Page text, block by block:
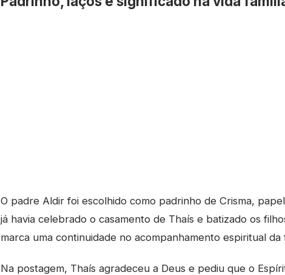
O padre Aldir foi escolhido como padrinho de Crisma,
já havia celebrado o casamento de Thaís e batizado os
marca uma continuidade no acompanhamento espiritual da
Na postagem, Thaís agradeceu a Deus e pediu que o